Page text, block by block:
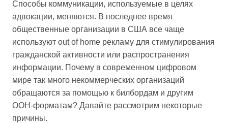
Способы коммуникации, используемые в целях
адвокации, меняются. В последнее время
общественные организации в США все чаще
используют out of home рекламу для стимулирования
гражданской активности или распространения
информации. Почему в современном цифровом
мире так много некоммерческих организаций
обращаются за помощью к билбордам и другим
OOH-форматам? Давайте рассмотрим некоторые
причины.